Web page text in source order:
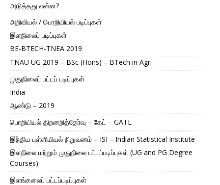
அடுத்தது என்ன?
அறிவியல் / பொறியியல் படிப்புகள்
இளநிலைப் படிப்புகள்
BE-BTECH-TNEA 2019
TNAU UG 2019 – BSc (Hons) – BTech in Agri
முதுநிலைப் பட்டப் படிப்புகள்
India
ஆண்டு – 2019
பொறியியல் திறனறித்தேர்வு – கேட் – GATE
இந்திய புள்ளியியல் நிறுவனம் – ISI – Indian Statistical Institute
இளநிலை மற்றும் முதுநிலை பட்டப்படிப்புகள் (UG and PG Degree
Courses)
இளங்கலைப் பட்டப்படிப்புகள்